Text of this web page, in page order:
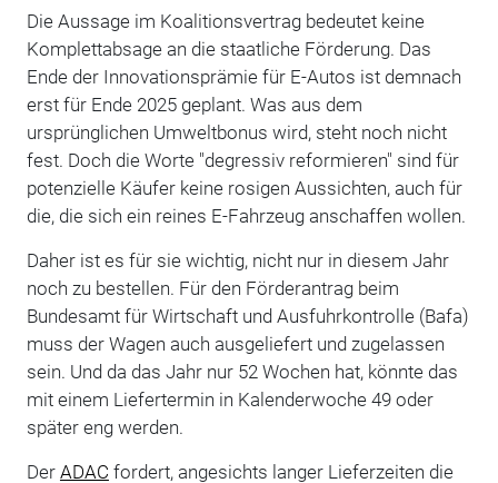
Die Aussage im Koalitionsvertrag bedeutet keine
Komplettabsage an die staatliche Förderung. Das
Ende der Innovationsprämie für E-Autos ist demnach
erst für Ende 2025 geplant. Was aus dem
ursprünglichen Umweltbonus wird, steht noch nicht
fest. Doch die Worte "degressiv reformieren" sind für
potenzielle Käufer keine rosigen Aussichten, auch für
die, die sich ein reines E-Fahrzeug anschaffen wollen.
Daher ist es für sie wichtig, nicht nur in diesem Jahr
noch zu bestellen. Für den Förderantrag beim
Bundesamt für Wirtschaft und Ausfuhrkontrolle (Bafa)
muss der Wagen auch ausgeliefert und zugelassen
sein. Und da das Jahr nur 52 Wochen hat, könnte das
mit einem Liefertermin in Kalenderwoche 49 oder
später eng werden.
Der ADAC fordert, angesichts langer Lieferzeiten die